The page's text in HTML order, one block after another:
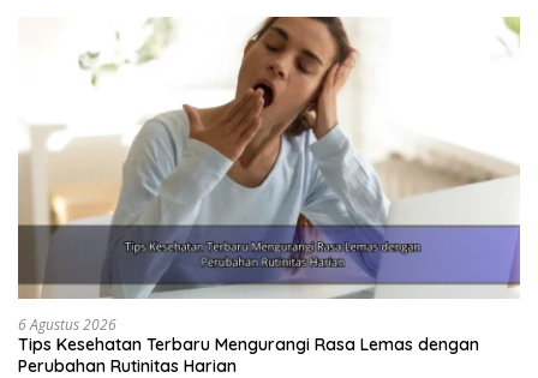
6 Agustus 2026
Tips Kesehatan Terbaru Mengurangi Rasa Lemas dengan
Perubahan Rutinitas Harian